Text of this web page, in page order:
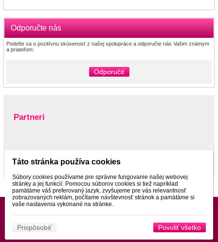
Odporučte nás
Podeľte sa o pozitívnu skúsenosť z našej spolupráce a odporučte nás Vašim známym
a priateľom:
Odporučiť
Partneri
Táto stránka používa cookies
Súbory cookies používame pre správne fungovanie našej webovej
stránky a jej funkcií. Pomocou súborov cookies si tiež napríklad
pamätáme váš preferovaný jazyk, zvyšujeme pre vás relevantnosť
zobrazovaných reklám, počítame návštevnosť stránok a pamätáme si
vaše nastavenia vykonané na stránke.
Prispôsobiť Povoliť všetko